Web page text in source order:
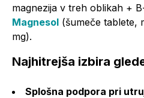
magnezija v treh oblikah +
Magnesol (šumeče tablete,
mg).
Najhitrejša izbira
Splošna podpora pri